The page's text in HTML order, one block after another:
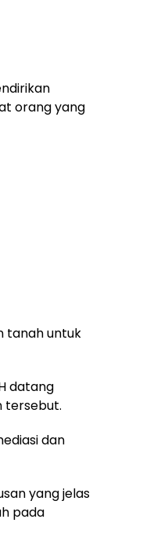
orang yang
tanah untuk
datang
tersebut.
dan
yang jelas
pada